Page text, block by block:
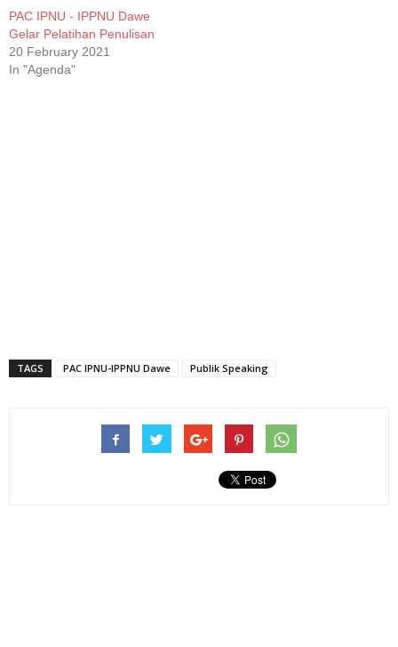
PAC IPNU - IPPNU Dawe
Gelar Pelatihan Penulisan
20 February 2021
In "Agenda"
TAGS PAC IPNU-IPPNU Dawe Publik Speaking